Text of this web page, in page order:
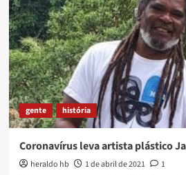
Goméia:
educação,
candomblé
e
cultura
afro
brasileira”
[download]
gente história
Coronavírus leva artista plástico
heraldo hb 1 de abril de 2021
1